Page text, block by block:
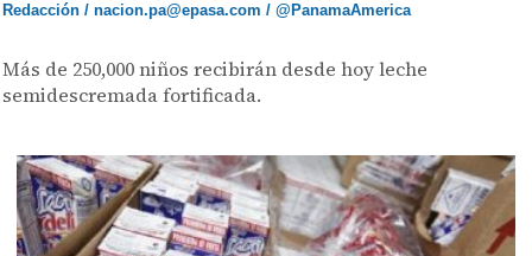
Redacción / nacion.pa@epasa.com / @PanamaAmerica
Más de 250,000 niños recibirán desde hoy leche
semidescremada fortificada.